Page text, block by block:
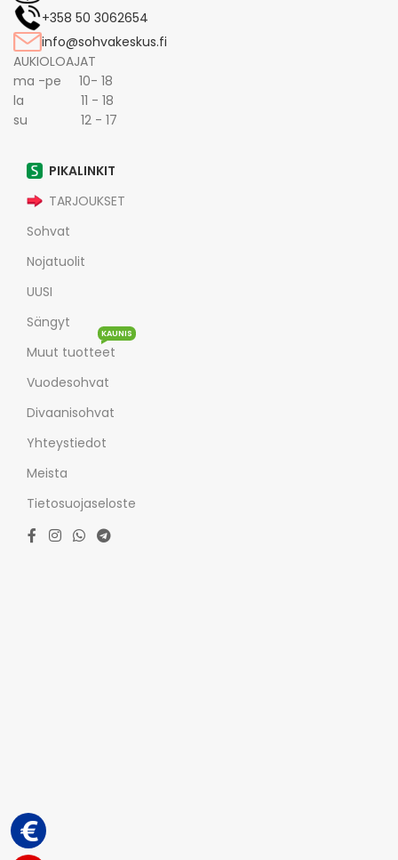
+358 50 3062654
info@sohvakeskus.fi
AUKIOLOAJAT
ma -pe 10- 18
la 11 - 18
su 12 - 17
PIKALINKIT
TARJOUKSET
Sohvat
Nojatuolit
UUSI
Sängyt
Muut tuotteet
KAUNIS
Vuodesohvat
Divaanisohvat
Yhteystiedot
Meista
Tietosuojaseloste